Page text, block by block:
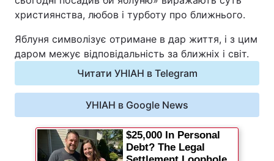
Реклама на сайті Фотобанк
Моніторинг Пресцентр
християнства, любов і турботу про ближнього.
Яблуня символізує отримане в дар життя, і з цим
даром межує відповідальність за ближніх і світ.
Читати УНІАН в Telegram
УНІАН в Google News